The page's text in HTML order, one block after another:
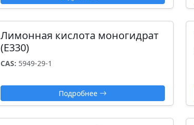
Лимонная кислота моногидрат
(Е330)
CAS: 5949-29-1
Подробнее